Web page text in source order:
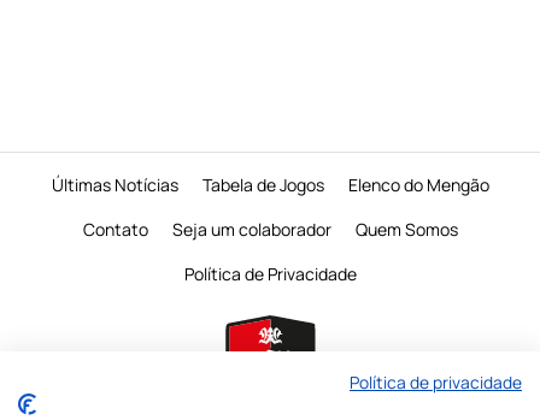
Últimas Notícias Tabela de Jogos
Elenco do Mengão
Contato
Seja um colaborador
Quem Somos
Política de Privacidade
Política de privacidade